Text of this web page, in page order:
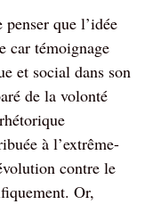
que l’idée
car témoignage
et social dans son
de la volonté
à l’extrême-
contre le
Or,